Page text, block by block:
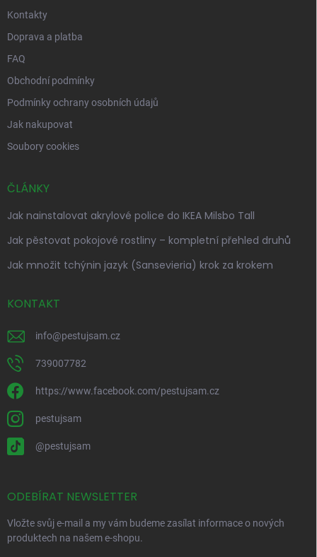
Kontakty
Doprava a platba
FAQ
Obchodní podmínky
Podmínky ochrany osobních údajů
Jak nakupovat
Soubory cookies
ČLÁNKY
Jak nainstalovat akrylové police do IKEA Milsbo Tall
Jak pěstovat pokojové rostliny – kompletní přehled druhů
Jak množit tchýnin jazyk (Sansevieria) krok za krokem
KONTAKT
info@pestujsam.cz
739007782
https://www.facebook.com/pestujsam.cz
pestujsam
@pestujsam
ODEBÍRAT NEWSLETTER
Vložte svůj e-mail a my vám budeme zasílat informace o nových
produktech na našem e-shopu.